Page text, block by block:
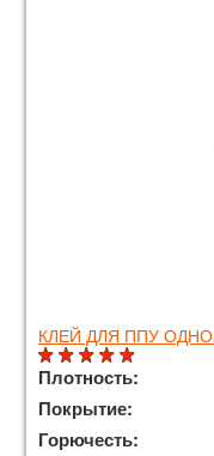
КЛЕЙ ДЛЯ ППУ
Плотность:
Покрытие:
Горючесть: